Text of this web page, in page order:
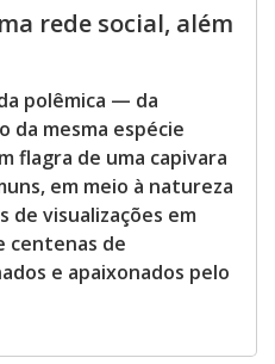
rede social, além
polêmica — da
da mesma espécie
flagra de uma capivara
em meio à natureza
de visualizações em
centenas de
e apaixonados pelo